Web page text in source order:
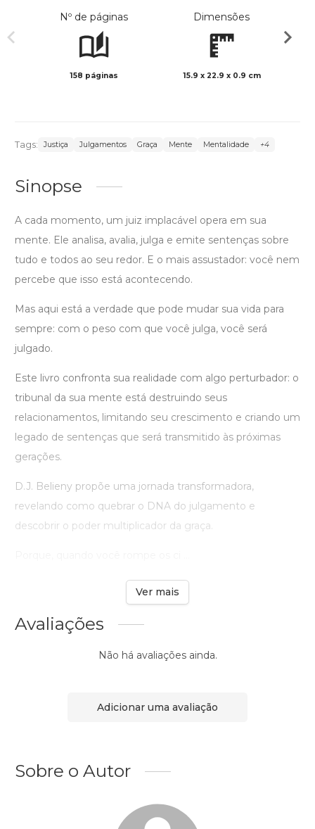
Nº de páginas
158 páginas
Dimensões
15.9 x 22.9 x 0.9 cm
Tags: Justiça Julgamentos Graça Mente Mentalidade +4
Sinopse
A cada momento, um juiz implacável opera em sua
mente. Ele analisa, avalia, julga e emite sentenças sobre
tudo e todos ao seu redor. E o mais assustador: você nem
percebe que isso está acontecendo.
Mas aqui está a verdade que pode mudar sua vida para
sempre: com o peso com que você julga, você será
julgado.
Este livro confronta sua realidade com algo perturbador: o
tribunal da sua mente está destruindo seus
relacionamentos, limitando seu crescimento e criando um
legado de sentenças que será transmitido às próximas
gerações.
D.J. Belieny propõe uma jornada transformadora,
revelando como quebrar o DNA do julgamento e
descobrir o poder multiplicador da graça.
Ver mais
Avaliações
Não há avaliações ainda.
Adicionar uma avaliação
Sobre o Autor